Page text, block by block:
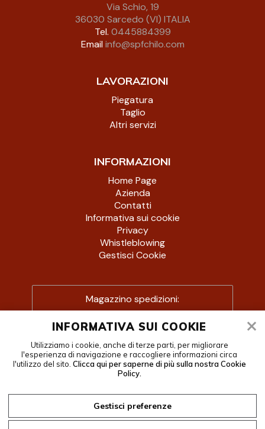
Via Schio, 19
36030 Sarcedo (VI) ITALIA
Tel. 0445884399
Email info@spfchilo.com
LAVORAZIONI
Piegatura
Taglio
Altri servizi
INFORMAZIONI
Home Page
Azienda
Contatti
Informativa sui cookie
Privacy
Whistleblowing
Gestisci Cookie
Magazzino spedizioni:
07.00-12.00 – 13.00-16.30
Magazzino ricevimento merci:
07.00-12.00 – 13.00-16.30
Magazzino ricevimento lamiere:
INFORMATIVA SUI COOKIE
Utilizziamo i cookie, anche di terze parti, per migliorare
l'esperienza di navigazione e raccogliere informazioni circa
l'utilizzo del sito. Clicca qui per saperne di più sulla nostra Cookie
Policy.
Gestisci preferenze